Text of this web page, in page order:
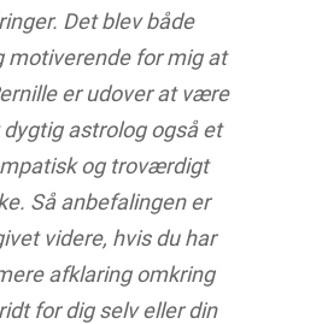
Det blev både
motiverende for mig at
er udover at være
astrolog også et
og troværdigt
Så anbefalingen er
videre, hvis du har
afklaring omkring
for dig selv eller din